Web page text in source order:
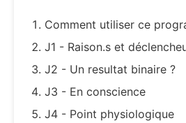
Comment utiliser ce
J1 - Raison.s et
J2 - Un resultat binaire ?
J3 - En conscience
J4 - Point physiologique